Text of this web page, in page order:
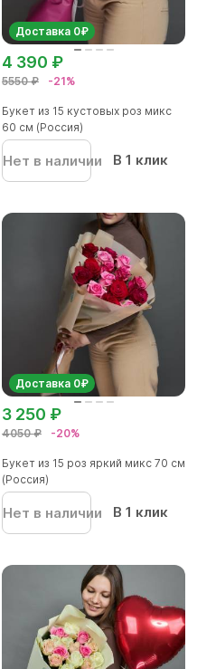
Доставка 0₽
5550 ₽ -21%
4 390 ₽
Букет из 15 кустовых роз микс
60 см (Россия)
Нет в наличии В 1 клик
Доставка 0₽
4050 ₽ -20%
3 250 ₽
Букет из 15 роз яркий микс 70 см
(Россия)
Нет в наличии В 1 клик